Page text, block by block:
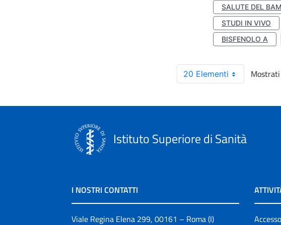
SALUTE DEL
STUDI IN VIVO
BISFENOLO A
20 Elementi
Istituto Superiore di Sanità
I NOSTRI CONTATTI
Viale Regina Elena 299, 00161 – Roma (I)